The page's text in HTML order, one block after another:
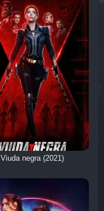
Viuda negra (2021)